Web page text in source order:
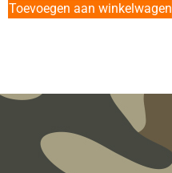
Toevoegen aan winkelwagen